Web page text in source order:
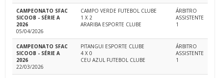
CAMPEONATO SFAC
SICOOB - SÉRIE A
2026
05/04/2026
CAMPO VERDE FUTEBOL CLUBE
1 X 2
ARARIBA ESPORTE CLUBE
ÁRBITRO
ASSISTENTE
1
CAMPEONATO SFAC
SICOOB - SÉRIE A
2026
22/03/2026
PITANGUI ESPORTE CLUBE
4 X 0
CEU AZUL FUTEBOL CLUBE
ÁRBITRO
ASSISTENTE
1